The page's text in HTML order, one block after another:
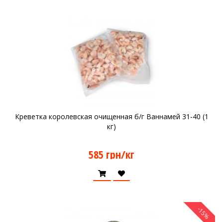
Креветка королевская очищенная б/г Ваннамей 31-40 (1
кг)
585 грн/кг
-15%